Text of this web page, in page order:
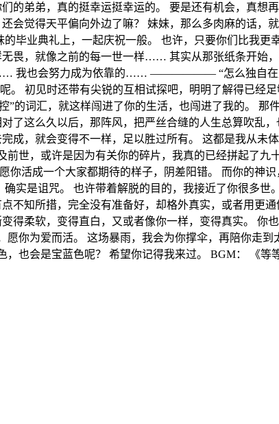
的弟弟，真的挺幸运挺幸运的。 要是还有机会，真
会觉得天平偏向外边了嘛？ 妹妹，那么多肉麻的话，
毕业典礼上，一起庆祝一般。 也许，只要你们比我
畏，就像之前的每一世一样…… 其实从那张纸条开始
我也会努力成为依靠的…… —————— “怎么独自在此
。 初见时还带有尖锐的互相试探吧，明明了解得已经
的词汇，就这样闯进了你的生活，也闯进了我的。 那
了这么久以后，那阵风，把严丝合缝的人生总算吹乱
，就会变得不一样，足以胜过所有。 这都是我从未
世，或许是因为有关你的碎片，我真的已经拼起了
活成一个大家都期待的样子，阴差阳错。 而你的神
是诅咒。 也许带着解脱的目的，我接近了你很多世
不知所措，完全没有准备好，却格外真实，或者用更
得柔软，变得直白，又或者像你一样，变得真实。 你
爱而活。 这场暴雨，我会为你撑伞，再陪你走到
也会是宝蓝色呢？ 希望你记得我来过。 BGM： 《